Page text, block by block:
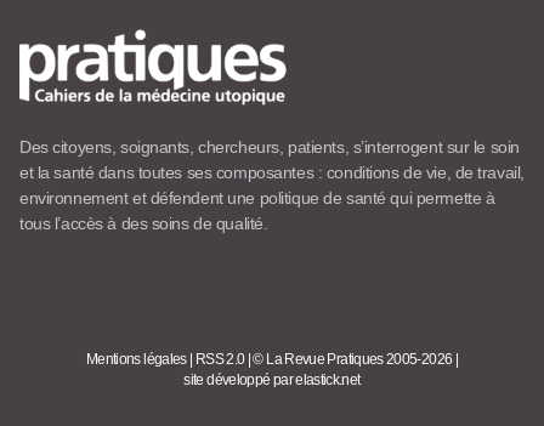
Des citoyens, soignants, chercheurs, patients, s’interrogent sur le soin
et la santé dans toutes ses composantes : conditions de vie, de travail,
environnement et défendent une politique de santé qui permette à
tous l’accès à des soins de qualité.
Mentions légales RSS 2.0 |© La Revue Pratiques 2005-2026
site développé par elastick.net